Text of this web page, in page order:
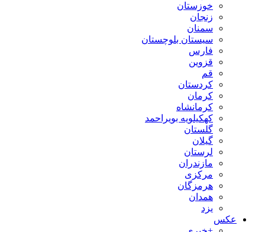
خوزستان
زنجان
سمنان
سیستان بلوچستان
فارس
قزوین
قم
کردستان
کرمان
کرمانشاه
کهکیلویه بویراحمد
گلستان
گیلان
لرستان
مازندران
مرکزی
هرمزگان
همدان
یزد
عکس